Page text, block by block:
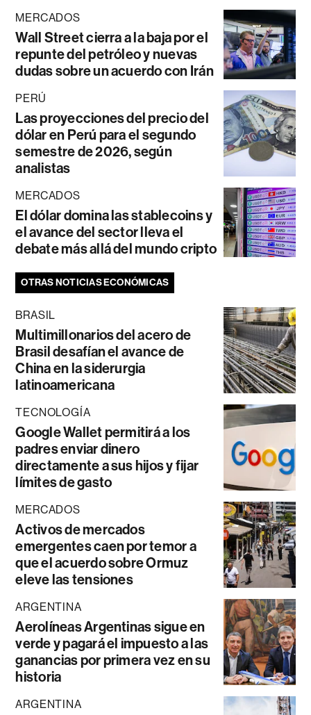
MERCADOS
Wall Street cierra a la baja por el
repunte del petróleo y nuevas
dudas sobre un acuerdo con Irán
PERÚ
Las proyecciones del precio del
dólar en Perú para el segundo
semestre de 2026, según
analistas
MERCADOS
El dólar domina las stablecoins y
el avance del sector lleva el
debate más allá del mundo cripto
OTRAS NOTICIAS ECONÓMICAS
BRASIL
Multimillonarios del acero de
Brasil desafían el avance de
China en la siderurgia
latinoamericana
TECNOLOGÍA
Google Wallet permitirá a los
padres enviar dinero
directamente a sus hijos y fijar
límites de gasto
MERCADOS
Activos de mercados
emergentes caen por temor a
que el acuerdo sobre Ormuz
eleve las tensiones
ARGENTINA
Aerolíneas Argentinas sigue en
verde y pagará el impuesto a las
ganancias por primera vez en su
historia
ARGENTINA